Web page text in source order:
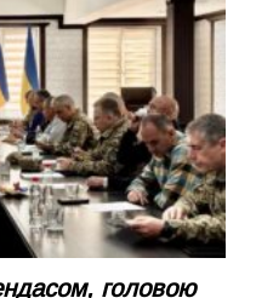
головою